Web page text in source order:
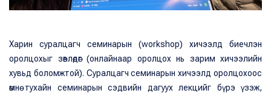
Харин суралцагч семинарын (workshop) хичээлд биечлэн
оролцохыг зөвлөдөг (онлайнаар оролцох нь зарим хичээлийн
хувьд боломжтой). Суралцагч семинарын хичээлд оролцохоос
өмнө тухайн семинарын сэдвийн дагуух лекцийг бүрэ үзэж,